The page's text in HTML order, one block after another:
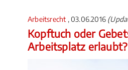
Arbeitsrecht , 03.06.2016
Kopftuch oder
Arbeitsplatz erlaubt?